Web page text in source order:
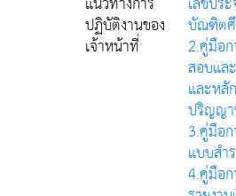
ปฏิบัติงานของ
เจ้าหน้าที่
บัณฑิต
2.คู่มือ
สอบแล
และหลั
ปริญญ
3.คู่มือ
แบบสำ
4.คู่มือ